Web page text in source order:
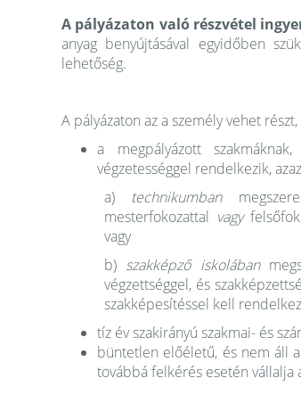
A pályázaton való részvétel
anyag benyújtásával egyidőben
lehetőség.
A pályázaton az a személy vehet részt,
a megpályázott
végzetességgel rendelkezik,
a) technikumban
mesterfokozattal vagy
vagy
b) szakképző iskolában
végzettséggel, és
szakképesítéssel kell
tíz év szakirányú szakmai- és
büntetlen előéletű, és nem áll
továbbá felkérés esetén vállalja